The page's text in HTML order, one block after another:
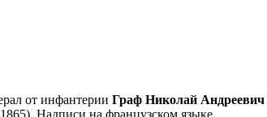
от инфантерии Граф Николай Андреевич